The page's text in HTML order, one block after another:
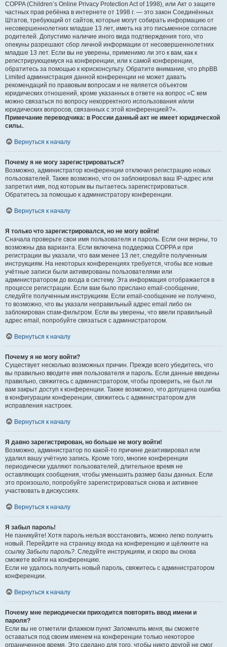
COPPA (Children’s Online Privacy Protection Act of 1998), или Акт о защите
частных прав ребёнка в интернете от 1998 г. — это закон Соединённых
Штатов, требующий от сайтов, которые могут собирать информацию от
несовершеннолетних младше 13 лет, иметь на это письменное согласие
родителей. Допустимо наличие иного вида подтверждения того, что
опекуны разрешают сбор личной информации от несовершеннолетних
младше 13 лет. Если вы не уверены, применимо ли это к вам, как к
регистрирующемуся на конференции, или к самой конференции,
обратитесь за помощью к юрисконсульту. Обратите внимание, что phpBB
Limited администрация данной конференции не может давать
рекомендаций по правовым вопросам и не является объектом
юридических отношений, кроме указанных в ответе на вопрос «С кем
можно связаться по вопросу некорректного использования и/или
юридических вопросов, связанных с этой конференцией?».
Примечание переводчика: в России данный акт не имеет юридической
силы..
Вернуться к началу
Почему я не могу зарегистрироваться?
Возможно, администратор конференции отключил регистрацию новых
пользователей. Также возможно, что он заблокировал ваш IP-адрес или
запретил имя, под которым вы пытаетесь зарегистрироваться.
Обратитесь за помощью к администратору конференции.
Вернуться к началу
Я только что зарегистрировался, но не могу войти!
Сначала проверьте свои имя пользователя и пароль. Если они верны, то
возможны два варианта. Если включена поддержка COPPA и при
регистрации вы указали, что вам менее 13 лет, следуйте полученным
инструкциям. На некоторых конференциях требуется, чтобы все новые
учётные записи были активированы пользователями или
администратором до входа в систему. Эта информация отображается в
процессе регистрации. Если вам было прислано email-сообщение,
следуйте полученным инструкциям. Если email-сообщение не получено,
то возможно, что вы указали неправильный адрес email либо он
заблокирован спам-фильтром. Если вы уверены, что ввели правильный
адрес email, попробуйте связаться с администратором.
Вернуться к началу
Почему я не могу войти?
Существует несколько возможных причин. Прежде всего убедитесь, что
вы правильно вводите имя пользователя и пароль. Если данные введены
правильно, свяжитесь с администратором, чтобы проверить, не был ли
вам закрыт доступ к конференции. Также возможно, что допущена ошибка
в конфигурации конференции, свяжитесь с администратором для
исправления настроек.
Вернуться к началу
Я давно зарегистрирован, но больше не могу войти!
Возможно, администратор по какой-то причине деактивировал или
удалил вашу учётную запись. Кроме того, многие конференции
периодически удаляют пользователей, длительное время не
оставляющих сообщения, чтобы уменьшить размер базы данных. Если
это произошло, попробуйте зарегистрироваться снова и активнее
участвовать в дискуссиях.
Вернуться к началу
Я забыл пароль!
Не паникуйте! Хотя пароль нельзя восстановить, можно легко получить
новый. Перейдите на страницу входа на конференцию и щёлкните на
ссылку Забыли пароль?. Следуйте инструкциям, и скоро вы снова
сможете войти на конференцию.
Если не удалось получить новый пароль, свяжитесь с администратором
конференции.
Вернуться к началу
Почему мне периодически приходится повторять ввод имени и
пароля?
Если вы не отметили флажком пункт Запомнить меня, вы сможете
оставаться под своим именем на конференции только некоторое
ограниченное время. Это сделано для того, чтобы никто другой не смог